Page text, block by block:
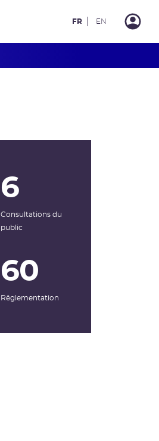
FR EN
6
Consultations du
public
60
Rêglementation